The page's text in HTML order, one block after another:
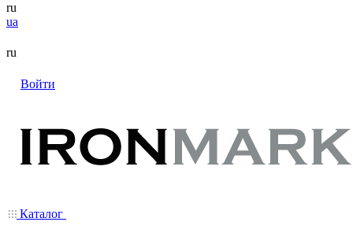
ru
ua
ru
Войти
Каталог